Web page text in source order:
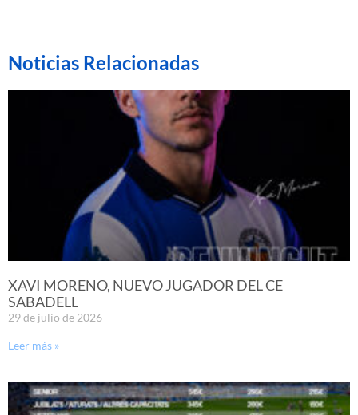
Noticias Relacionadas
XAVI MORENO, NUEVO JUGADOR DEL CE
SABADELL
29 de julio de 2026
Leer más »